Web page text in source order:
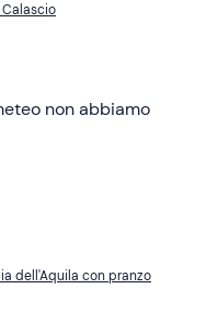
Calascio
non abbiamo
dell'Aquila con pranzo